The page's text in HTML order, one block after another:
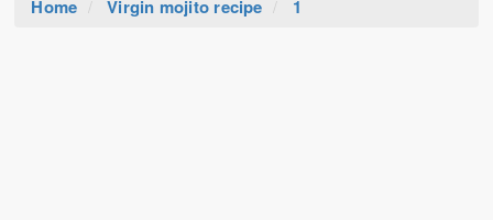
Home Virgin mojito recipe 1